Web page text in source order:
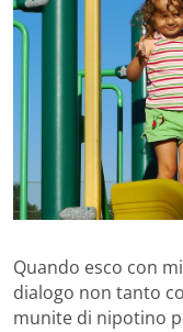
Quando esco con
dialogo non tanto
munite di nipotino